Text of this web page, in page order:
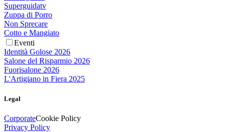
Superguidatv
Zuppa di Porro
Non Sprecare
Cotto e Mangiato
Eventi
Identità Golose 2026
Salone del Risparmio 2026
Fuorisalone 2026
L'Artigiano in Fiera 2025
Legal
CorporateCookie Policy
Privacy Policy